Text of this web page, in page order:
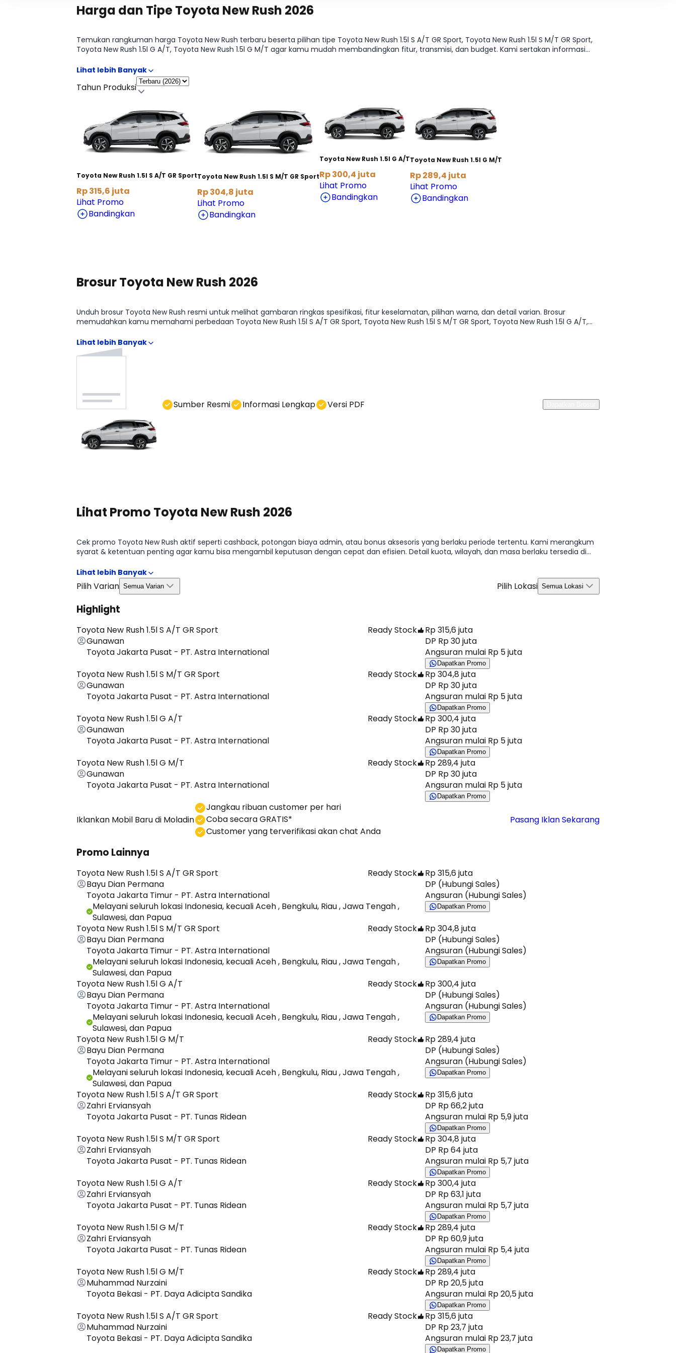
Harga dan Tipe Toyota New Rush 2026
Temukan rangkuman harga Toyota New Rush terbaru beserta pilihan tipe Toyota New Rush 1.5l S A/T GR Sport, Toyota New Rush 1.5l S M/T GR Sport,
Toyota New Rush 1.5l G A/T, Toyota New Rush 1.5l G M/T agar kamu mudah membandingkan fitur, transmisi, dan budget. Kami sertakan informasi
halaman Harga & Varian.
Tahun Produksi
Toyota New Rush 1.5l S A/T GR Sport
Rp 315,6 juta
Lihat Promo
Bandingkan
Toyota New Rush 1.5l S M/T GR Sport
Rp 304,8 juta
Lihat Promo
Bandingkan
Toyota New Rush 1.5l G A/T
Rp 300,4 juta
Lihat Promo
Bandingkan
Toyota New Rush 1.5l G M/T
Rp 289,4 juta
Lihat Promo
Bandingkan
Brosur Toyota New Rush 2026
Unduh brosur Toyota New Rush resmi untuk melihat gambaran ringkas spesifikasi, fitur keselamatan, pilihan warna, dan detail varian. Brosur
memudahkan kamu memahami perbedaan Toyota New Rush 1.5l S A/T GR Sport, Toyota New Rush 1.5l S M/T GR Sport, Toyota New Rush 1.5l G A/T,
Sumber Resmi Informasi Lengkap Versi PDF
Lihat Promo Toyota New Rush 2026
Cek promo Toyota New Rush aktif seperti cashback, potongan biaya admin, atau bonus aksesoris yang berlaku periode tertentu. Kami merangkum
syarat & ketentuan penting agar kamu bisa mengambil keputusan dengan cepat dan efisien. Detail kuota, wilayah, dan masa berlaku tersedia di
Pilih Varian Semua Varian Pilih Lokasi Semua Lokasi
Highlight
Toyota New Rush 1.5l S A/T GR Sport
Ready Stock
Gunawan
Toyota Jakarta Pusat - PT. Astra International
Rp 315,6 juta
DP Rp 30 juta
Angsuran mulai Rp 5 juta
Dapatkan Promo
Toyota New Rush 1.5l S M/T GR Sport
Ready Stock
Gunawan
Toyota Jakarta Pusat - PT. Astra International
Rp 304,8 juta
DP Rp 30 juta
Angsuran mulai Rp 5 juta
Dapatkan Promo
Toyota New Rush 1.5l G A/T
Ready Stock
Gunawan
Toyota Jakarta Pusat - PT. Astra International
Rp 300,4 juta
DP Rp 30 juta
Angsuran mulai Rp 5 juta
Dapatkan Promo
Toyota New Rush 1.5l G M/T
Ready Stock
Gunawan
Toyota Jakarta Pusat - PT. Astra International
Rp 289,4 juta
DP Rp 30 juta
Angsuran mulai Rp 5 juta
Dapatkan Promo
Iklankan Mobil Barudi Moladin
⁠Jangkau ribuan customer per hari
Coba secara GRATIS*
⁠⁠Customer yang terverifikasi akan chat Anda
Pasang Iklan Sekarang
Promo Lainnya
Toyota New Rush 1.5l S A/T GR Sport
Ready Stock
Bayu Dian Permana
Toyota Jakarta Timur - PT. Astra International
Melayani seluruh lokasi Indonesia, kecuali Aceh , Bengkulu, Riau , Jawa Tengah ,
Sulawesi, dan Papua
Rp 315,6 juta
DP (Hubungi Sales)
Angsuran (Hubungi Sales)
Dapatkan Promo
Toyota New Rush 1.5l S M/T GR Sport
Ready Stock
Bayu Dian Permana
Toyota Jakarta Timur - PT. Astra International
Melayani seluruh lokasi Indonesia, kecuali Aceh , Bengkulu, Riau , Jawa Tengah ,
Sulawesi, dan Papua
Rp 304,8 juta
DP (Hubungi Sales)
Angsuran (Hubungi Sales)
Dapatkan Promo
Toyota New Rush 1.5l G A/T
Ready Stock
Bayu Dian Permana
Toyota Jakarta Timur - PT. Astra International
Melayani seluruh lokasi Indonesia, kecuali Aceh , Bengkulu, Riau , Jawa Tengah ,
Sulawesi, dan Papua
Rp 300,4 juta
DP (Hubungi Sales)
Angsuran (Hubungi Sales)
Dapatkan Promo
Toyota New Rush 1.5l G M/T
Ready Stock
Bayu Dian Permana
Toyota Jakarta Timur - PT. Astra International
Melayani seluruh lokasi Indonesia, kecuali Aceh , Bengkulu, Riau , Jawa Tengah ,
Sulawesi, dan Papua
Rp 289,4 juta
DP (Hubungi Sales)
Angsuran (Hubungi Sales)
Dapatkan Promo
Toyota New Rush 1.5l S A/T GR Sport
Ready Stock
Zahri Erviansyah
Toyota Jakarta Pusat - PT. Tunas Ridean
Rp 315,6 juta
DP Rp 66,2 juta
Angsuran mulai Rp 5,9 juta
Dapatkan Promo
Toyota New Rush 1.5l S M/T GR Sport
Ready Stock
Zahri Erviansyah
Toyota Jakarta Pusat - PT. Tunas Ridean
Rp 304,8 juta
DP Rp 64 juta
Angsuran mulai Rp 5,7 juta
Dapatkan Promo
Toyota New Rush 1.5l G A/T
Ready Stock
Zahri Erviansyah
Toyota Jakarta Pusat - PT. Tunas Ridean
Rp 300,4 juta
DP Rp 63,1 juta
Angsuran mulai Rp 5,7 juta
Dapatkan Promo
Toyota New Rush 1.5l G M/T
Ready Stock
Zahri Erviansyah
Toyota Jakarta Pusat - PT. Tunas Ridean
Rp 289,4 juta
DP Rp 60,9 juta
Angsuran mulai Rp 5,4 juta
Dapatkan Promo
Toyota New Rush 1.5l G M/T
Ready Stock
Muhammad Nurzaini
Toyota Bekasi - PT. Daya Adicipta Sandika
Rp 289,4 juta
DP Rp 20,5 juta
Angsuran mulai Rp 20,5 juta
Dapatkan Promo
Toyota New Rush 1.5l S A/T GR Sport
Ready Stock
Muhammad Nurzaini
Toyota Bekasi - PT. Daya Adicipta Sandika
Rp 315,6 juta
DP Rp 23,7 juta
Angsuran mulai Rp 23,7 juta
Dapatkan Promo